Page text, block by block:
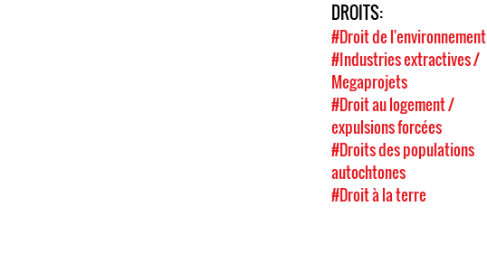
DROITS:
#Droit de l'environnement
#Industries extractives /
Megaprojets
#Droit au logement /
expulsions forcées
#Droits des populations
autochtones
#Droit à la terre